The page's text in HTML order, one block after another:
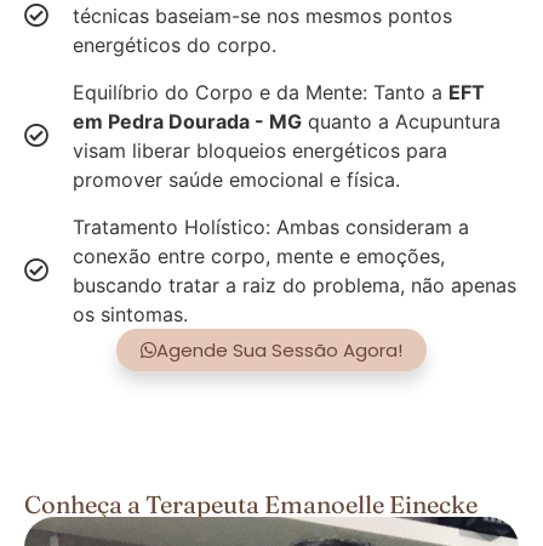
técnicas baseiam-se nos mesmos pontos
energéticos do corpo.
Equilíbrio do Corpo e da Mente: Tanto a EFT
em Pedra Dourada - MG quanto a Acupuntura
visam liberar bloqueios energéticos para
promover saúde emocional e física.
Tratamento Holístico: Ambas consideram a
conexão entre corpo, mente e emoções,
buscando tratar a raiz do problema, não apenas
os sintomas.
Agende Sua Sessão Agora!
Conheça a Terapeuta Emanoelle Einecke